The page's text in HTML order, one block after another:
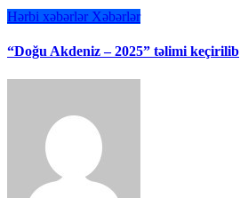
Hərbi xəbərlər Xəbərlər
“Doğu Akdeniz – 2025” təlimi keçirilib